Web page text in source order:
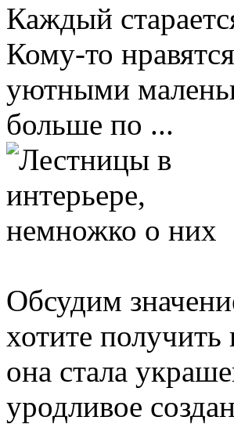
Каждый
Кому-то
уютными
больше по ...
Обсудим
хотите получить
она стала
уродливое